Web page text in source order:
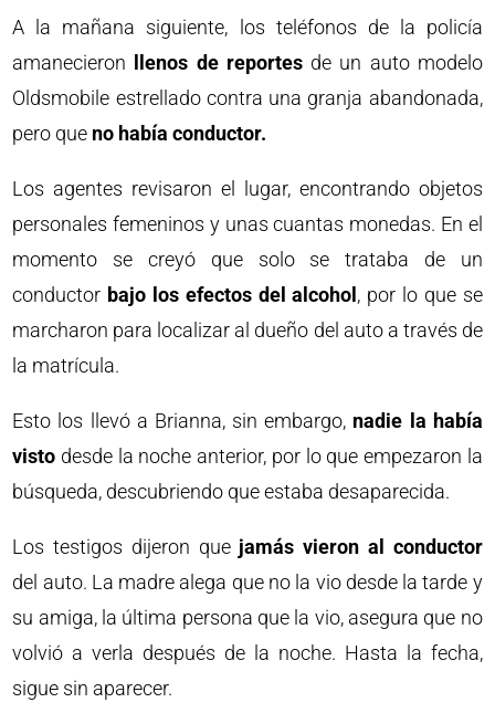
A la mañana siguiente, los teléfonos de la policía
amanecieron
llenos de reportesde un auto modelo
Oldsmobile estrellado contra una granja abandonada,
pero que no había conductor.
Los agentes revisaron el lugar, encontrando objetos
personales femeninos y unas cuantas monedas. En el
momento se creyó que solo se trataba de un
conductor bajo los efectos del alcohol , por lo que se
marcharon para localizar al dueño del auto a través de
la matrícula.
Esto los llevó a Brianna, sin embargo, nadie la había
visto desde la noche anterior, por lo que empezaron la
búsqueda, descubriendo que estaba desaparecida.
Los testigos dijeron que jamás vieron al conductor
del auto. La madre alega que no la vio desde la tarde y
su amiga, la última persona que la vio, asegura que no
volvió a verla después de la noche. Hasta la fecha,
sigue sin aparecer.